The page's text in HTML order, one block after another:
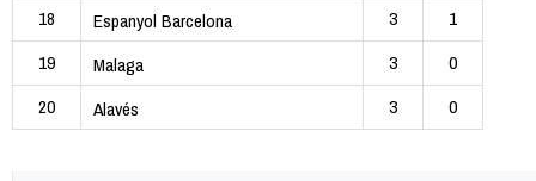
18
Espanyol Barcelona 3
1
19
Malaga 3
0
20
Alavés 3 0